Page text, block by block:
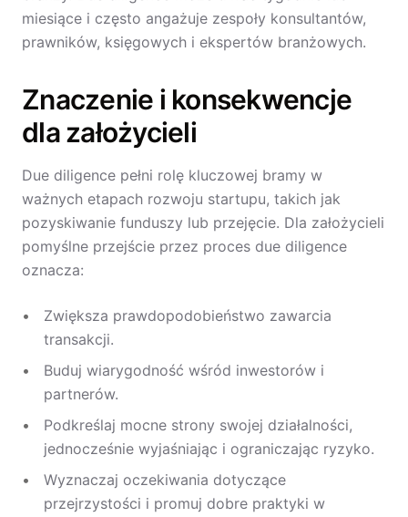
miesiące i często angażuje zespoły konsultantów,
prawników, księgowych i ekspertów branżowych.
Znaczenie i konsekwencje
dla założycieli
Due diligence pełni rolę kluczowej bramy w
ważnych etapach rozwoju startupu, takich jak
pozyskiwanie funduszy lub przejęcie. Dla założycieli
pomyślne przejście przez proces due diligence
oznacza:
Zwiększa prawdopodobieństwo zawarcia
transakcji.
Buduj wiarygodność wśród inwestorów i
partnerów.
Podkreślaj mocne strony swojej działalności,
jednocześnie wyjaśniając i ograniczając ryzyko.
Wyznaczaj oczekiwania dotyczące
przejrzystości i promuj dobre praktyki w